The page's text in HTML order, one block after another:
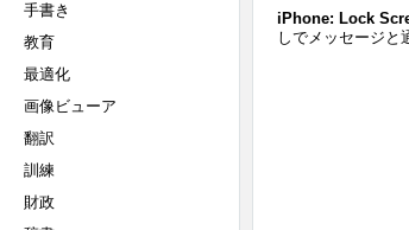
手書き
教育
最適化
画像ビューア
翻訳
訓練
財政
iPhone: Lock
しでメッセージと